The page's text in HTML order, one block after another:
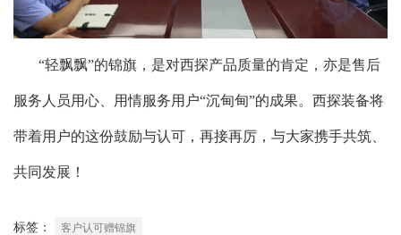
“轻飘飘”的锦旗，是对西探产品质量的肯定，亦是售后
服务人员用心、用情服务用户“沉甸甸”的成果。西探装备将
带着用户的这份鼓励与认可，再接再厉，与大家携手共筑、
共同发展！
标签： 客户认可赠锦旗